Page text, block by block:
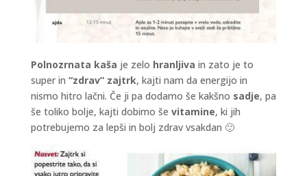
Polnozrnata kaša je zelo hranljiva in zato je to
super in “zdrav” zajtrk, kajti nam da energijo in
nismo hitro lačni. Če ji pa dodamo še kakšno sadje, pa
še toliko bolje, kajti dobimo še vitamine, ki jih
potrebujemo za lepši in bolj zdrav vsakdan 🙂